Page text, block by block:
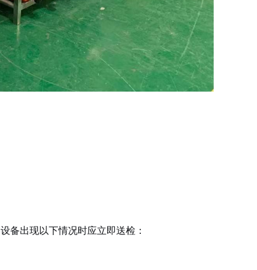
备出现以下情况时应立即送检：